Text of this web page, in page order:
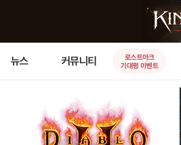
뉴스 커뮤니티
로스트아크
기대평 이벤트